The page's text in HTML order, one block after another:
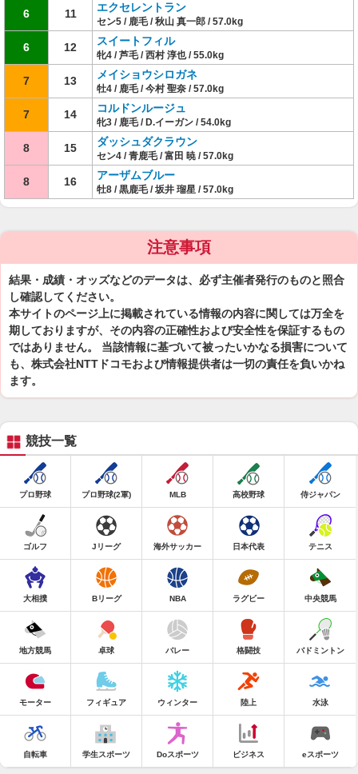
6 11 エクセレントラン
セン5 / 鹿毛 / 秋山 真一郎 / 57.0kg
6 12 スイートフィル
牝4 / 芦毛 / 西村 淳也 / 55.0kg
7 13 メイショウシロガネ
牡4 / 鹿毛 / 今村 聖奈 / 57.0kg
7 14 コルドンルージュ
牝3 / 鹿毛 / D.イーガン / 54.0kg
8 15 ダッシュダクラウン
セン4 / 青鹿毛 / 富田 暁 / 57.0kg
8 16 アーザムブルー
牡8 / 黒鹿毛 / 坂井 瑠星 / 57.0kg
注意事項
結果・成績・オッズなどのデータは、必ず主催者発行のものと照合
し確認してください。
本サイトのページ上に掲載されている情報の内容に関しては万全を
期しておりますが、その内容の正確性および安全性を保証するもの
ではありません。 当該情報に基づいて被ったいかなる損害について
も、株式会社NTTドコモおよび情報提供者は一切の責任を負いかね
ます。
競技一覧
プロ野球 プロ野球(2軍) MLB 高校野球 侍ジャパン
ゴルフ Jリーグ 海外サッカー 日本代表 テニス
大相撲 Bリーグ NBA ラグビー 中央競馬
地方競馬 卓球 バレー 格闘技 バドミントン
モーター フィギュア ウィンター 陸上 水泳
自転車 学生スポーツ Doスポーツ ビジネス eスポーツ